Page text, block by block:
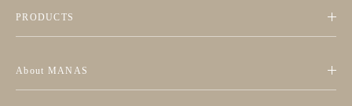
PRODUCTS
About MANAS